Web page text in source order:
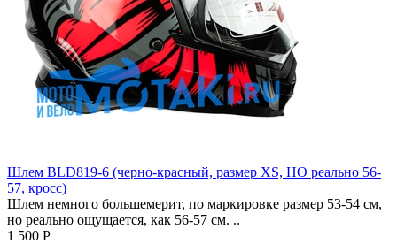
Шлем BLD819-6 (черно-красный, размер XS, НО реально 56-
57, кросс)
Шлем немного большемерит, по маркировке размер 53-54 см,
но реально ощущается, как 56-57 см. ..
1 500 Р